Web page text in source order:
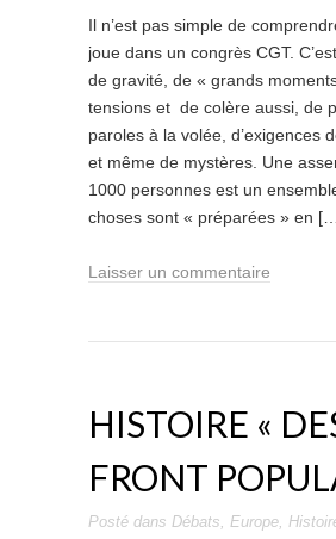
Il n’est pas simple de
joue dans un congrès CGT.
de gravité, de « grands
tensions et de colère aussi, de
paroles à la volée, d’exigences
et même de mystères. Une
1000 personnes est un
choses sont « préparées » en
Laisser un commentaire
HISTOIRE «
FRONT
Posté dans Débats, Europe,